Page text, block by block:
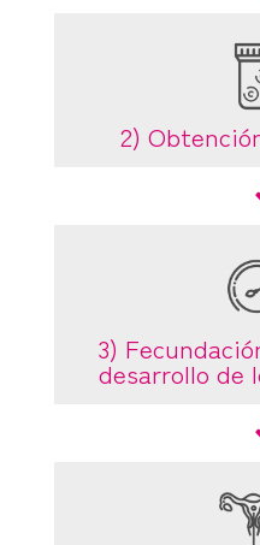
2)
3)
desarrollo de